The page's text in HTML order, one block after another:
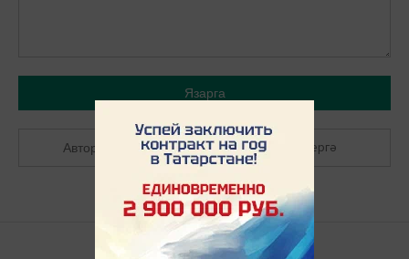
Язарга
Авторлашырга Теркәлергә